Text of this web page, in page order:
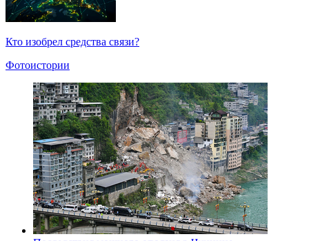
Кто изобрел средства связи?
Фотоистории